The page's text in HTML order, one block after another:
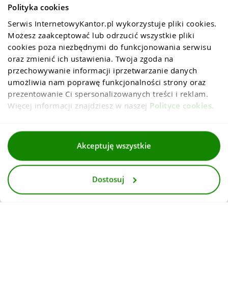
Polityka cookies
Serwis InternetowyKantor.pl wykorzystuje pliki cookies.
Możesz zaakceptować lub odrzucić wszystkie pliki
cookies poza niezbędnymi do funkcjonowania serwisu
oraz zmienić ich ustawienia. Twoja zgoda na
przechowywanie informacji iprzetwarzanie danych
umożliwia nam poprawę funkcjonalności strony oraz
prezentowanie Ci spersonalizowanych treści i reklam.
Więcej informacji znajdziesz w naszej Polityce cookies.
Akceptuję wszystkie
Dostosuj
Regulaminy
Dla mediów